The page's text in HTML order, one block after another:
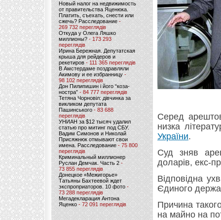
Новый налог на недвижимость
от правительства Яценюка.
Платить, съехать, снести или
сжечь? Расследование-
269 732 переглядів
Откуда у Олега Ляшко
миллионы? - 173 293
переглядів
Ирина Бережная. Депутатская
крыша для рейдеров и
рекетиров - 111 365 переглядів
В Амстердаме поздравляли
Акимову и ее избранницу -
98 102 переглядів
Дон Пилипишин і його “коза-
ностра” - 84 777 переглядів
Тетяна Чорновіл: дівчинка за
викликом депутата
Пашинського- 83 688
переглядів
УНИАН за $12 тысяч удалил
статью про митинг под СБУ.
Вадим Симонов и Николай
Присяжнюк отмывают свои
имена. Расследование - 75 800
переглядів
Криминальный миллионер
Руслан Демчак. Часть 2-
73 855 переглядів
Донецкое «Межигорье»
Татьяны Бахтеевой ждет
экспроприаторов. 10 фото -
73 288 переглядів
Мегадекларация Антона
Яценко - 72 091 переглядів
Серед
низка
України.
Суд зняв
доларів, екс-
Відповідна
Єдиного
Причина
на майно на